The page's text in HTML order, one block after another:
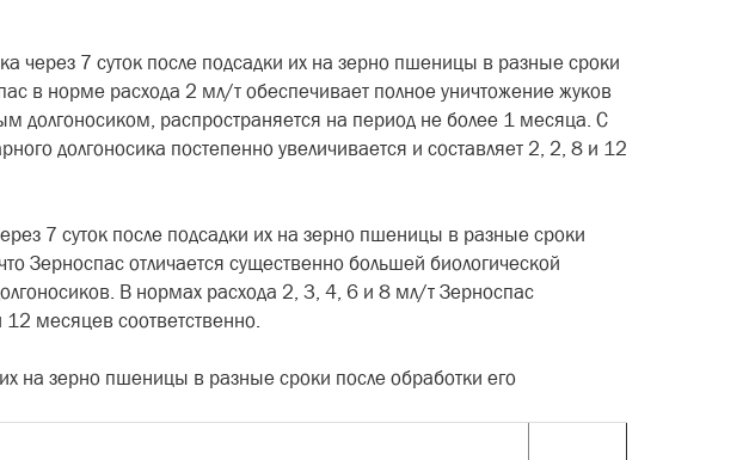
через 7 суток после подсадки их на зерно пшеницы в разные сроки
в норме расхода 2 мл/т обеспечивает полное уничтожение жуков
долгоносиком, распространяется на период не более 1 месяца. С
долгоносика постепенно увеличивается и составляет 2, 2, 8 и 12
7 суток после подсадки их на зерно пшеницы в разные сроки
Зерноспас отличается существенно большей биологической
В нормах расхода 2, 3, 4, 6 и 8 мл/т Зерноспас
месяцев соответственно.
на зерно пшеницы в разные сроки после обработки его